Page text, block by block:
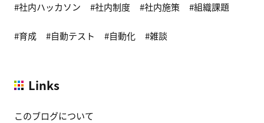
社内ハッカソン 社内制度 社内施策 組織課題
育成 自動テスト 自動化 雑談
Links
このブログについて